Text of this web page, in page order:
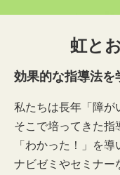
虹と
効果的な指導法を
私たちは長年「障が
そこで培ってきた
「わかった！」を
ナビゼミやセミナー